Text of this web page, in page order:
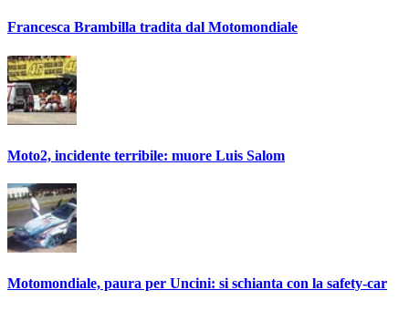
Francesca Brambilla tradita dal Motomondiale
Moto2, incidente terribile: muore Luis Salom
Motomondiale, paura per Uncini: si schianta con la safety-car